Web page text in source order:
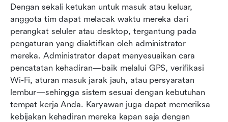
Dengan sekali ketukan untuk masuk atau keluar,
anggota tim dapat melacak waktu mereka dari
perangkat seluler atau desktop, tergantung pada
pengaturan yang diaktifkan oleh administrator
mereka. Administrator dapat menyesuaikan cara
pencatatan kehadiran—baik melalui GPS, verifikasi
Wi-Fi, aturan masuk jarak jauh, atau persyaratan
lembur—sehingga sistem sesuai dengan kebutuhan
tempat kerja Anda. Karyawan juga dapat memeriksa
kebijakan kehadiran mereka kapan saja dengan